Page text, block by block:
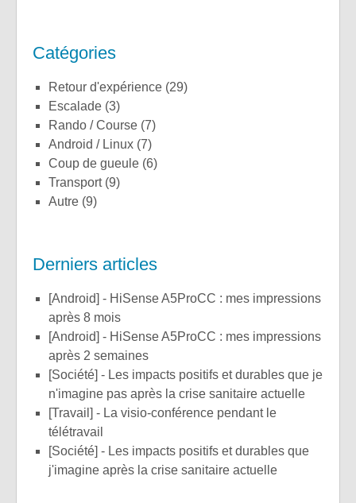
Catégories
Retour d'expérience (29)
Escalade (3)
Rando / Course (7)
Android / Linux (7)
Coup de gueule (6)
Transport(9)
Autre (9)
Derniers articles
[Android] - HiSense A5ProCC : mes impressions
après 8 mois
[Android] - HiSense A5ProCC : mes impressions
après 2 semaines
[Société] - Les impacts positifs et durables que je
n'imagine pas après la crise sanitaire actuelle
[Travail] - La visio-conférence pendant le
télétravail
[Société] - Les impacts positifs et durables que
j'imagine après la crise sanitaire actuelle